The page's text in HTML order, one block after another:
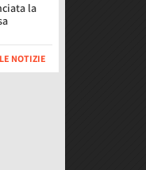
la
NOTIZIE